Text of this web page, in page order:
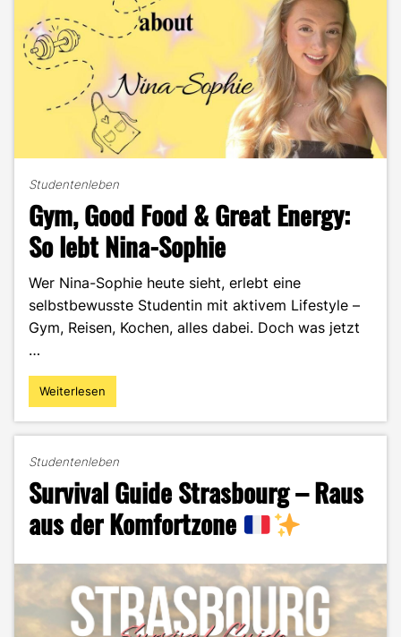
Studentenleben
Gym, Good Food & Great Energy:
So lebt Nina-Sophie
Wer Nina-Sophie heute sieht, erlebt eine
selbstbewusste Studentin mit aktivem Lifestyle –
Gym, Reisen, Kochen, alles dabei. Doch was jetzt
…
"Gym,
Good
Great
Energy:
So
lebt
Sophie"
Weiterlesen
Studentenleben
Survival Guide Strasbourg – Raus
aus der Komfortzone